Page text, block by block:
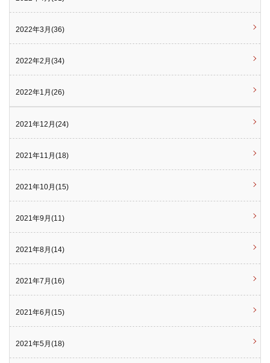
2022年3月(36)
2022年2月(34)
2022年1月(26)
2021年12月(24)
2021年11月(18)
2021年10月(15)
2021年9月(11)
2021年8月(14)
2021年7月(16)
2021年6月(15)
2021年5月(18)